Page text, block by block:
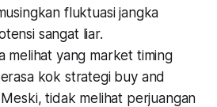
fluktuasi jangka
sangat liar.
melihat yang market timing
kok strategi buy and
tidak melihat perjuangan